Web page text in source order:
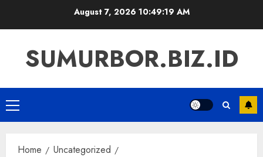
August 7, 2026 10:49:20 AM
SUMURBOR.BIZ.ID
Primary
Menu
Home
Uncategorized